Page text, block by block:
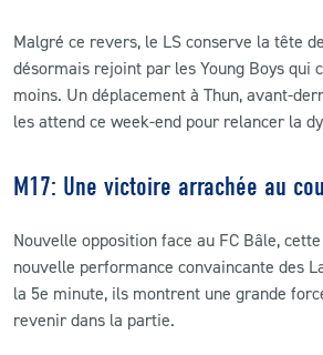
Malgré ce revers, le LS conserve la tête
désormais rejoint par les Young Boys qui
moins. Un déplacement à Thun, avant-
les attend ce week-end pour relancer la
M17: Une victoire arrachée au
Nouvelle opposition face au FC Bâle,
nouvelle performance convaincante des
la 5e minute, ils montrent une grande
revenir dans la partie.